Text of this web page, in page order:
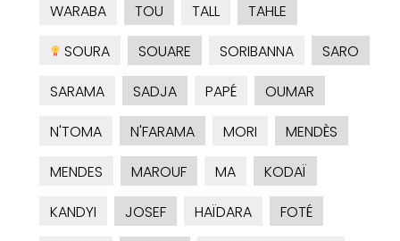
WARABA
TOU TALL
TAHLE
SOURA
SOUARE SORIBANNA
SARO
SARAMA
SADJA PAPÉ
OUMAR
N'TOMA
N'FARAMA MORI
MENDÈS
MENDES
MAROUF MA
KODAÏ
KANDYI
JOSEF HAÏDARA
FOTÉ